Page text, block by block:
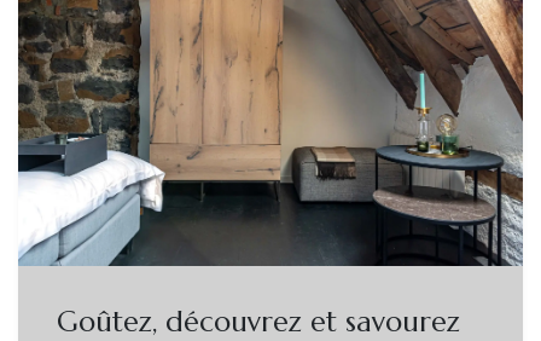
Goûtez, découvrez et savourez